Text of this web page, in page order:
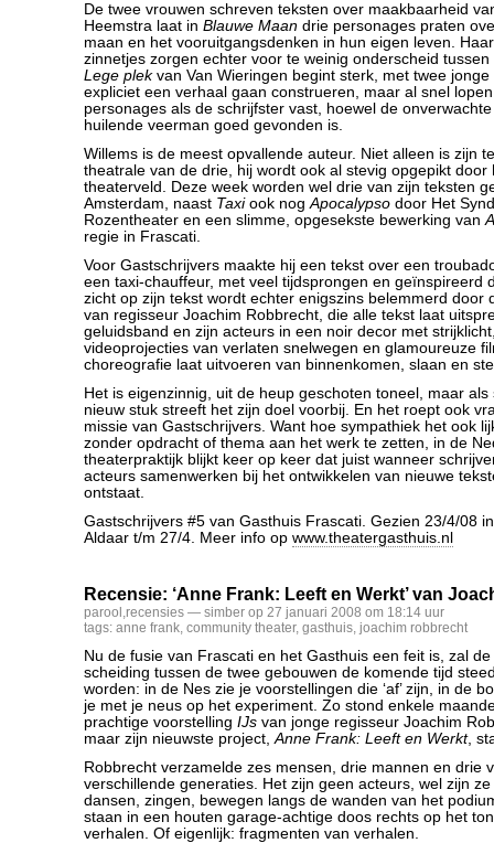
De twee vrouwen schreven teksten over maakbaarheid
Heemstra laat in Blauwe Maan drie personages praten
maan en het vooruitgangsdenken in hun eigen leven.
zinnetjes zorgen echter voor te weinig onderscheid
Lege plekvan Van Wieringen begint sterk, met twee
expliciet een verhaal gaan construeren, maar al snel
personages als de schrijfster vast, hoewel de
huilende veerman goed gevonden is.
Willems is de meest opvallende auteur. Niet alleen is zijn
theatrale van de drie, hij wordt ook al stevig opgepikt door
theaterveld. Deze week worden wel drie van zijn teksten
Amsterdam, naast Taxiook nogApocalypso door Het
Rozentheater en een slimme, opgesekste bewerking van
regie in Frascati.
Voor Gastschrijvers maakte hij een tekst over een
een taxi-chauffeur, met veel tijdsprongen en geïnspireerd
zicht op zijn tekst wordt echter enigszins belemmerd door
van regisseur Joachim Robbrecht, die alle tekst laat
geluidsband en zijn acteurs in een noir decor met
videoprojecties van verlaten snelwegen en glamoureuze
choreografie laat uitvoeren van binnenkomen, slaan en
Het is eigenzinnig, uit de heup geschoten toneel, maar
nieuw stuk streeft het zijn doel voorbij. En het roept ook
missie van Gastschrijvers. Want hoe sympathiek het ook
zonder opdracht of thema aan het werk te zetten, in de
theaterpraktijk blijkt keer op keer dat juist wanneer
acteurs samenwerken bij het ontwikkelen van nieuwe
ontstaat.
Gastschrijvers #5 van Gasthuis Frascati. Gezien 23/4/08
Aldaar t/m 27/4. Meer info op www.theatergasthuis.nl
Recensie: ‘Anne Frank: Leeft en Werkt’ van
parool ,recensies — simber op 27 januari 2008 om 18:14 uur
tags: anne frank, community theater, gasthuis, joachim robbrecht
Nu de fusie van Frascati en het Gasthuis een feit is, zal
scheiding tussen de twee gebouwen de komende tijd
worden: in de Nes zie je voorstellingen die ‘af’ zijn, in de
je met je neus op het experiment. Zo stond enkele
prachtige voorstelling IJs van jonge regisseur Joachim
maar zijn nieuwste project,Anne Frank: Leeft en Werkt,
Robbrecht verzamelde zes mensen, drie mannen en drie
verschillende generaties. Het zijn geen acteurs, wel zijn
dansen, zingen, bewegen langs de wanden van het
staan in een houten garage-achtige doos rechts op het
verhalen. Of eigenlijk: fragmenten van verhalen.